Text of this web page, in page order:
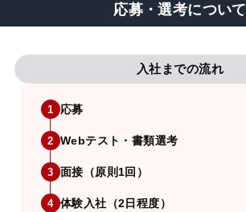
応募・選考について
入社までの流れ
1 応募
2 Webテスト・書類選考
3 面接（原則1回）
4 体験入社（2日程度）